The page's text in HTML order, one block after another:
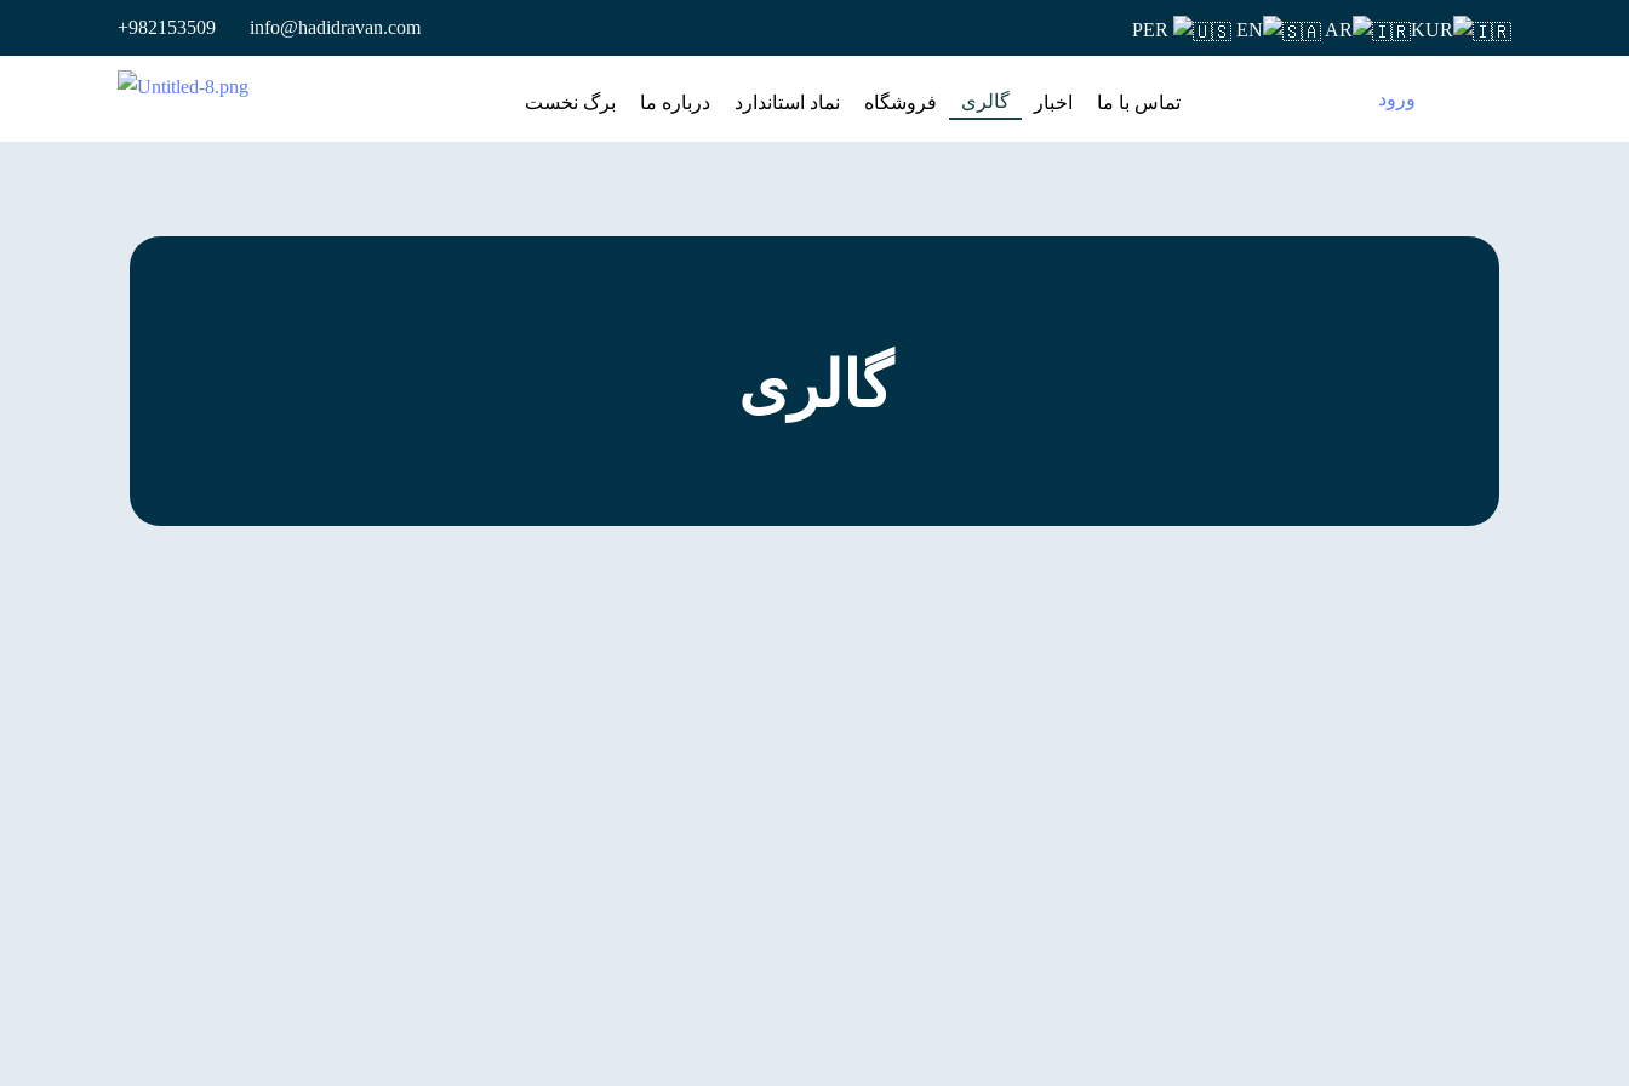
PER EN AR KUR
+982153509 info@hadidravan.com
ورود برگ نخست درباره ما نماد استاندارد فروشگاه گالری اخبار تماس با ما
گالری